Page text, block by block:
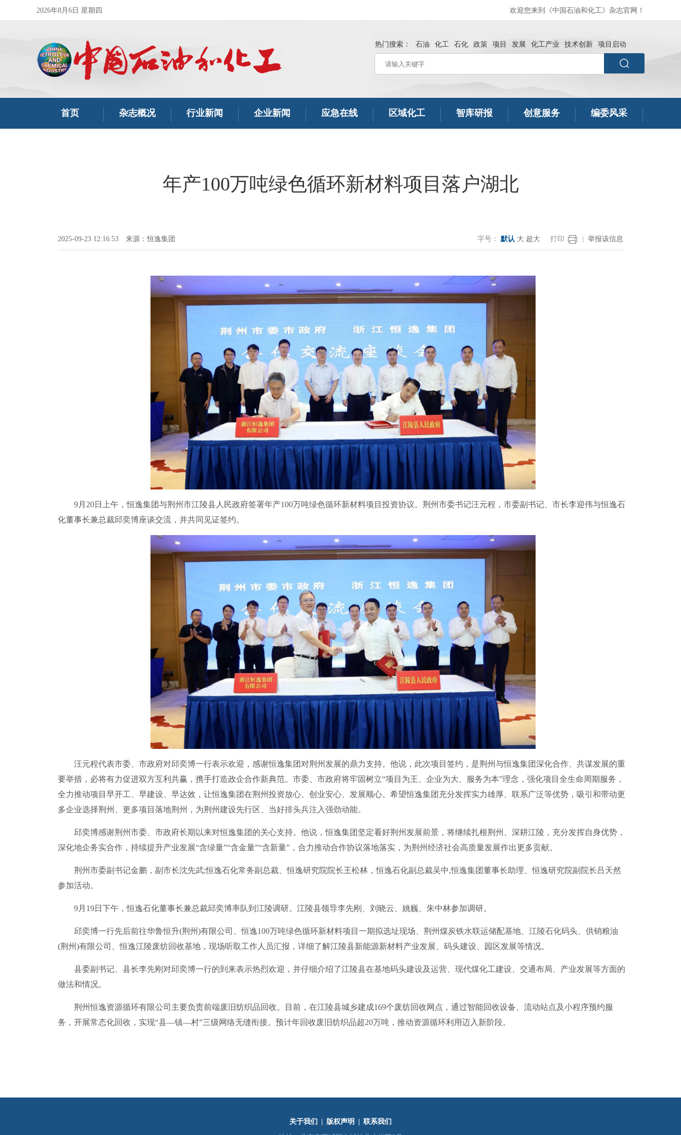
2026年8月6日 星期四 欢迎您来到《中国石油和化工》杂志官网！
热门搜索： 石油 化工 石化 政策 项目 发展 化工产业 技术创新 项目启动
首页 杂志概况 行业新闻 企业新闻 应急在线 区域化工 智库研报 创意服务 编委风采
年产100万吨绿色循环新材料项目落户湖北
2025-09-23 12:16:53 来源：恒逸集团 字号： 默认 大 超大 |
打印 举报该信息
9月20日上午，恒逸集团与荆州市江陵县人民政府签署年产100万吨绿色循环新材料项目投资协议。荆州市委书记汪元程，市委副书记、市长李迎伟与恒逸石
化董事长兼总裁邱奕博座谈交流，并共同见证签约。
汪元程代表市委、市政府对邱奕博一行表示欢迎，感谢恒逸集团对荆州发展的鼎力支持。他说，此次项目签约，是荆州与恒逸集团深化合作、共谋发展的重
要举措，必将有力促进双方互利共赢，携手打造政企合作新典范。市委、市政府将牢固树立“项目为王、企业为大、服务为本”理念，强化项目全生命周期服务，
全力推动项目早开工、早建设、早达效，让恒逸集团在荆州投资放心、创业安心、发展顺心。希望恒逸集团充分发挥实力雄厚、联系广泛等优势，吸引和带动更
多企业选择荆州、更多项目落地荆州，为荆州建设先行区、当好排头兵注入强劲动能。
邱奕博感谢荆州市委、市政府长期以来对恒逸集团的关心支持。他说，恒逸集团坚定看好荆州发展前景，将继续扎根荆州、深耕江陵，充分发挥自身优势，
深化地企务实合作，持续提升产业发展“含绿量”“含金量”“含新量”，合力推动合作协议落地落实，为荆州经济社会高质量发展作出更多贡献。
荆州市委副书记金鹏，副市长沈先武;恒逸石化常务副总裁、恒逸研究院院长王松林，恒逸石化副总裁吴中,恒逸集团董事长助理、恒逸研究院副院长吕天然
参加活动。
9月19日下午，恒逸石化董事长兼总裁邱奕博率队到江陵调研。江陵县领导李先刚、刘晓云、姚巍、朱中林参加调研。
邱奕博一行先后前往华鲁恒升(荆州)有限公司、恒逸100万吨绿色循环新材料项目一期拟选址现场、荆州煤炭铁水联运储配基地、江陵石化码头、供销粮油
(荆州)有限公司、恒逸江陵废纺回收基地，现场听取工作人员汇报，详细了解江陵县新能源新材料产业发展、码头建设、园区发展等情况。
县委副书记、县长李先刚对邱奕博一行的到来表示热烈欢迎，并仔细介绍了江陵县在基地码头建设及运营、现代煤化工建设、交通布局、产业发展等方面的
做法和情况。
荆州恒逸资源循环有限公司主要负责前端废旧纺织品回收。目前，在江陵县城乡建成169个废纺回收网点，通过智能回收设备、流动站点及小程序预约服
务，开展常态化回收，实现“县—镇—村”三级网络无缝衔接。预计年回收废旧纺织品超20万吨，推动资源循环利用迈入新阶段。
关于我们 | 版权声明 | 联系我们